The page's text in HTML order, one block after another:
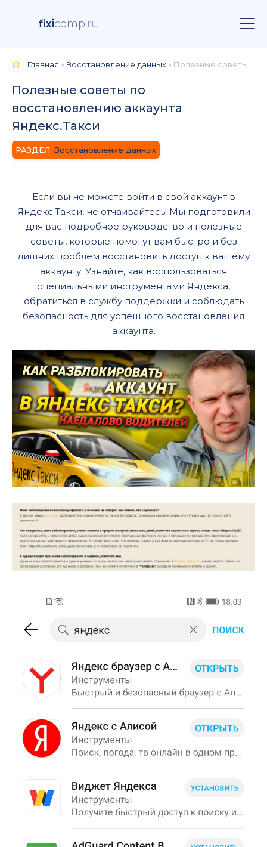
fixicomp.ru
Главная » Восстановление данных » Полезные советы по восстановлению аккаунта Яндекс.Такси
Полезные советы по
восстановлению аккаунта
Яндекс.Такси
Восстановление данных
Если вы не можете войти в свой аккаунт в
Яндекс.Такси, не отчаивайтесь! Мы подготовили
для вас подробное руководство и полезные
советы, которые помогут вам быстро и без
лишних проблем восстановить доступ к вашему
аккаунту. Узнайте, как воспользоваться
специальными инструментами Яндекса,
обратиться в службу поддержки и соблюдать
безопасность для успешного восстановления
аккаунта.